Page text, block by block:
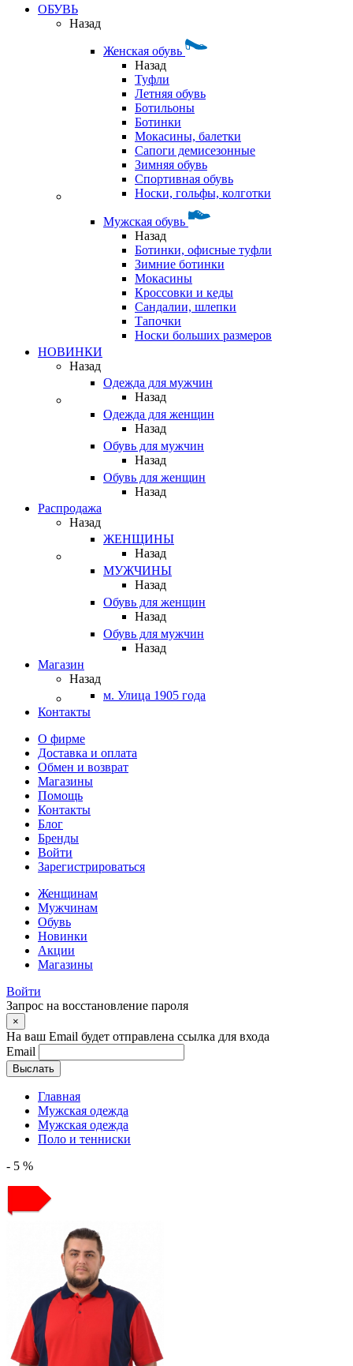
ОБУВЬ
Назад
Женская обувь
Назад
Туфли
Летняя обувь
Ботильоны
Ботинки
Мокасины, балетки
Сапоги демисезонные
Зимняя обувь
Спортивная обувь
Носки, гольфы, колготки
Мужская обувь
Назад
Ботинки, офисные туфли
Зимние ботинки
Мокасины
Кроссовки и кеды
Сандалии, шлепки
Тапочки
Носки больших размеров
НОВИНКИ
Назад
Одежда для мужчин
Назад
Одежда для женщин
Назад
Обувь для мужчин
Назад
Обувь для женщин
Назад
Распродажа
Назад
ЖЕНЩИНЫ
Назад
МУЖЧИНЫ
Назад
Обувь для женщин
Назад
Обувь для мужчин
Назад
Магазин
Назад
м. Улица 1905 года
Контакты
О фирме
Доставка и оплата
Обмен и возврат
Магазины
Помощь
Контакты
Блог
Бренды
Войти
Зарегистрироваться
Женщинам
Мужчинам
Обувь
Новинки
Акции
Магазины
Войти
Запрос на восстановление пароля
×
На ваш Email будет отправлена ссылка для входа
Email
Выслать
Главная
Мужская одежда
Мужская одежда
Поло и тенниски
- 5 %